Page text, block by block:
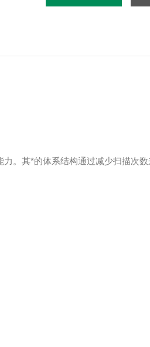
。其*的体系结构通过减少扫描次